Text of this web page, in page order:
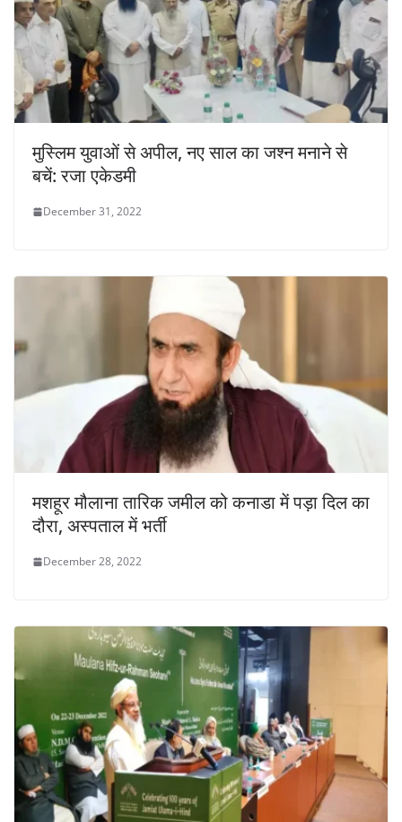
मुस्लिम युवाओं से अपील, नए साल का जश्न मनाने से
बचें: रजा एकेडमी
December 31, 2022
मशहूर मौलाना तारिक जमील को कनाडा में पड़ा दिल का
दौरा, अस्पताल में भर्ती
December 28, 2022